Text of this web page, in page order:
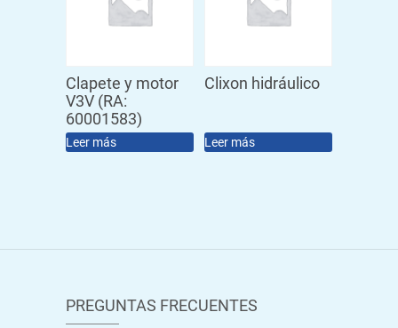
Clapete y motor
V3V (RA:
60001583)
Leer más
Clixon hidráulico
Leer más
PREGUNTAS FRECUENTES